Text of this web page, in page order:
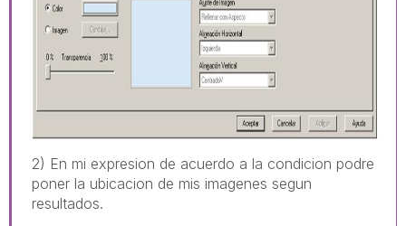
2) En mi expresion de acuerdo a la condicion podre
poner la ubicacion de mis imagenes segun
resultados.